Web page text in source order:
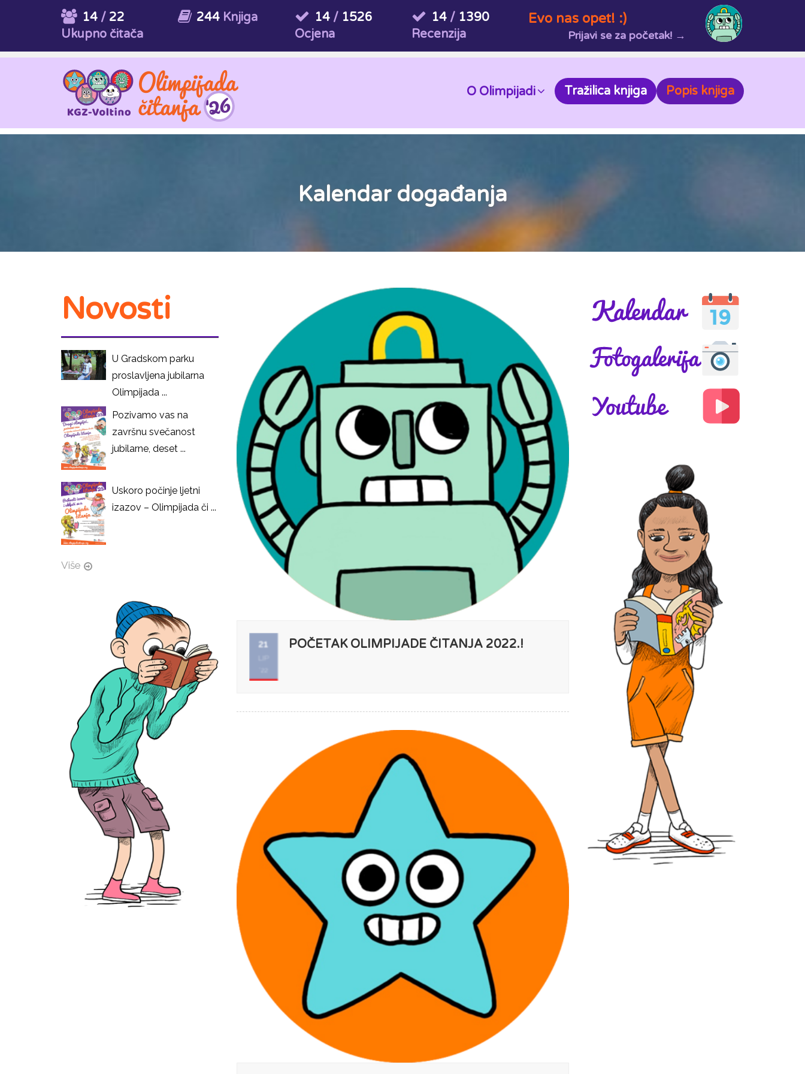
14/ 22
Ukupno čitača
244Knjiga 14/ 1526
Ocjena
14/ 1390
Recenzija
Evo nas opet! :)
Prijavi se za početak! →
O Olimpijadi Tražilica knjiga Popis knjiga
Kalendar događanja
Novosti
U Gradskom parku
proslavljena jubilarna
Olimpijada ...
Pozivamo vas na
završnu svečanost
jubilarne, deset ...
Uskoro počinje ljetni
izazov – Olimpijada či ...
Više
21 POČETAK OLIMPIJADE ČITANJA 2022.!